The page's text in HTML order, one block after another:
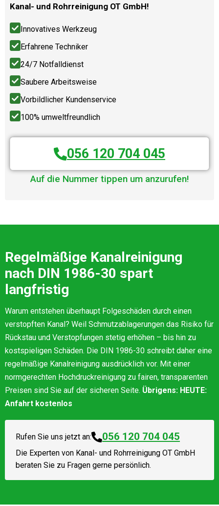
Kanal- und Rohrreinigung OT GmbH!
Innovatives Werkzeug
Erfahrene Techniker
24/7 Notfalldienst
Saubere Arbeitsweise
Vorbildlicher Kundenservice
100% umweltfreundlich
056 120 704 045
Auf die Nummer tippen um anzurufen!
Regelmäßige Kanalreinigung
nach DIN 1986-30 spart
langfristig
Warum entstehen überhaupt Folgeschäden durch einen
verstopften Kanal? Weil Schmutzablagerungen das Risiko für
Rückstau und Verstopfungen stetig erhöhen – bis hin zu
kostspieligen Schäden. Die DIN 1986-30 schreibt daher eine
regelmäßige Kanalreinigung ausdrücklich vor. Mit einer
normgerechten Hochdruckreinigung zu fairen, transparenten
Preisen sind Sie auf der sicheren Seite. Übrigens: HEUTE:
Anfahrt kostenlos
Rufen Sie uns jetzt an: 056 120 704 045
Die Experten von Kanal- und Rohrreinigung OT GmbH
beraten Sie zu Fragen gerne persönlich.